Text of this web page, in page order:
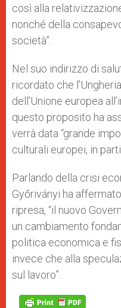
così alla
nonché della
società”.
Nel suo indirizzo di
ricordato che
dell’Unione europea
questo proposito ha
verrà data “grande
culturali europei, in
Parlando della crisi
Győriványi ha
ripresa, “il nuovo
un cambiamento
politica economica e
invece che alla
sul lavoro”.